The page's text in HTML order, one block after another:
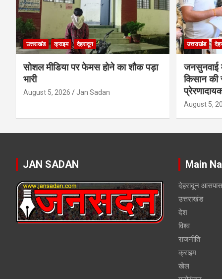
उत्तराखंड क्राइम देहरादून
सोशल मीडिया पर फेमस होने का शौक पड़ा
भारी
August 5, 2026 Jan Sadan
उत्तराखंड
जनसुनवाई
किसान की
August 5,
JAN SADAN Main
देहरादून आसपास
उत्तराखंड
देश
विश्व
राजनीति
क्राइम
खेल